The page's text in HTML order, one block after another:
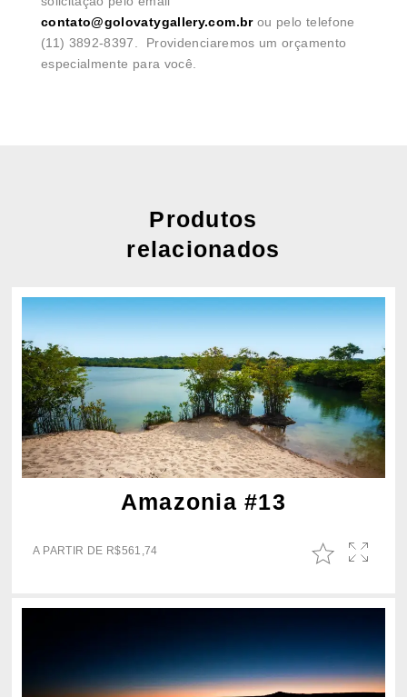
contato@golovatygallery.com.brou pelo telefone
(11) 3892-8397. Providenciaremos um orçamento
especialmente para você.
Produtos
relacionados
Amazonia #13
A PARTIR DE R$561,74